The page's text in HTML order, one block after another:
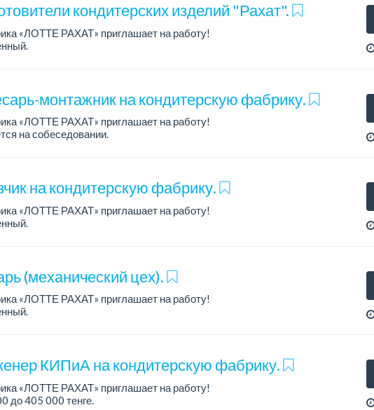
кондитерских изделий "Рахат".
«ЛОТТЕ РАХАТ» приглашает на работу!
монтажник на кондитерскую фабрику.
«ЛОТТЕ РАХАТ» приглашает на работу!
на собеседовании.
на кондитерскую фабрику.
«ЛОТТЕ РАХАТ» приглашает на работу!
(механический цех).
«ЛОТТЕ РАХАТ» приглашает на работу!
КИПиА на кондитерскую фабрику.
«ЛОТТЕ РАХАТ» приглашает на работу!
до 405 000 тенге.